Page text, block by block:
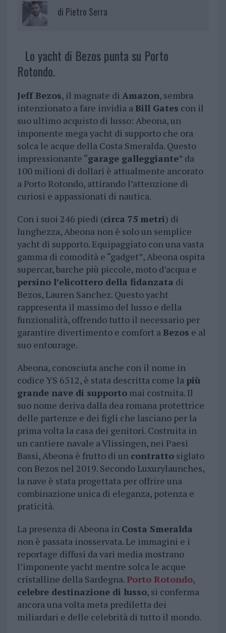
di Pietro Serra
Lo yacht di Bezos punta su Porto
Rotondo.
Jeff Bezos, il magnate di Amazon, sembra
intenzionato a fare invidia aBill Gates con il
suo ultimo acquisto di lusso: Abeona, un
imponente mega yacht di supporto che ora
solca le acque della Costa Smeralda. Questo
impressionante “garage galleggiante” da
100 milioni di dollari è attualmente ancorato
a Porto Rotondo, attirando l’attenzione di
curiosi e appassionati di nautica.
Con i suoi 246 piedi (circa 75 metri) di
lunghezza, Abeona non è solo un semplice
yacht di supporto. Equipaggiato con una vasta
gamma di comodità e “gadget”, Abeona ospita
supercar, barche più piccole, moto d’acqua e
persino l’elicottero della fidanzata di
Bezos, Lauren Sanchez. Questo yacht
rappresenta il massimo del lusso e della
funzionalità, offrendo tutto il necessario per
garantire divertimento e comfort aBezos e al
suo entourage.
Abeona, conosciuta anche con il nome in
codice YS 6512, è stata descritta come la più
grande nave di supportomai costruita. Il
suo nome deriva dalla dea romana protettrice
delle partenze e dei figli che lasciano per la
prima volta la casa dei genitori. Costruita in
un cantiere navale a Vlissingen, nei Paesi
Bassi, Abeona è frutto di un contrattosiglato
con Bezos nel 2019. Secondo Luxurylaunches,
la nave è stata progettata per offrire una
combinazione unica di eleganza, potenza e
praticità.
La presenza di Abeona in Costa Smeralda
non è passata inosservata. Le immagini e i
reportage diffusi da vari media mostrano
l’imponente yacht mentre solca le acque
cristalline della Sardegna.Porto Rotondo,
celebre destinazione di lusso, si conferma
ancora una volta meta prediletta dei
miliardari e delle celebrità di tutto il mondo.